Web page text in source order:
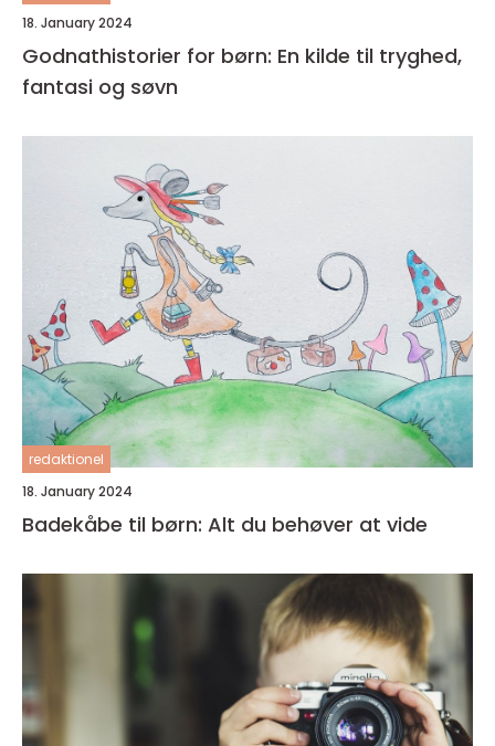
18. January 2024
Godnathistorier for børn: En kilde til tryghed,
fantasi og søvn
redaktionel
18. January 2024
Badekåbe til børn: Alt du behøver at vide